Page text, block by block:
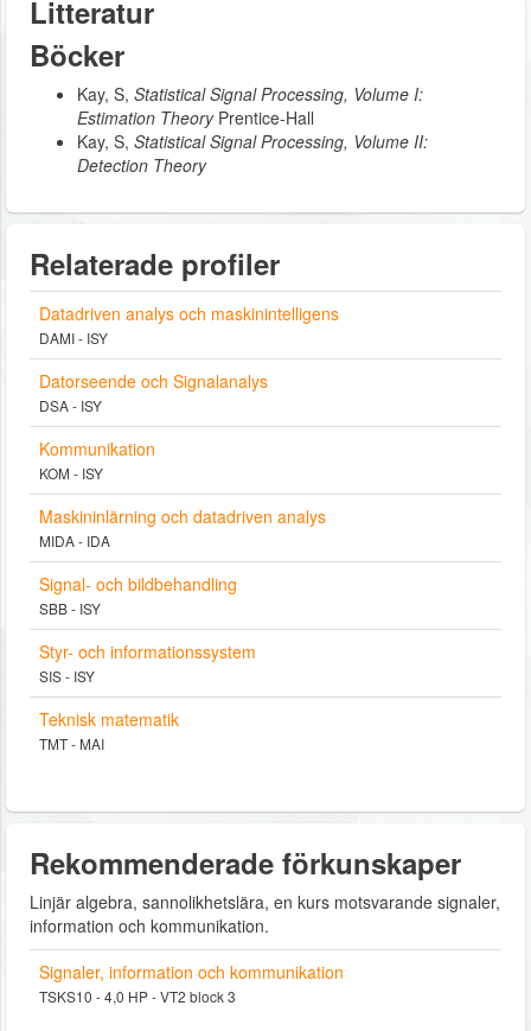
Litteratur
Böcker
Kay, S, Statistical Signal Processing, Volume I:
Estimation TheoryPrentice‐Hall
Kay, S, Statistical Signal Processing, Volume II:
Detection Theory
Relaterade profiler
Datadriven analys och maskinintelligens
DAMI - ISY
Datorseende och Signalanalys
DSA - ISY
Kommunikation
KOM - ISY
Maskininlärning och datadriven analys
MIDA - IDA
Signal- och bildbehandling
SBB - ISY
Styr- och informationssystem
SIS - ISY
Teknisk matematik
TMT - MAI
Rekommenderade förkunskaper
Linjär algebra, sannolikhetslära, en kurs motsvarande signaler,
information och kommunikation.
Signaler, information och kommunikation
TSKS10 - 4,0 HP - VT2 block 3